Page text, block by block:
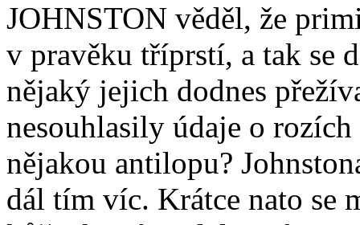
JOHNSTON věděl, že
v pravěku tříprstí, a tak se
nějaký jejich dodnes
nesouhlasily údaje o
nějakou antilopu?
dál tím víc. Krátce nato se